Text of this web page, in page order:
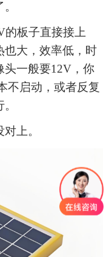
的板子直接接上
也大，效率低，时
头一般要12V，你
不启动，或者反复
上。